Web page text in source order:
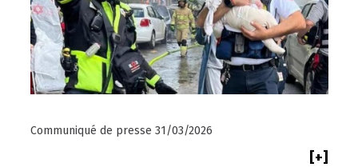
Communiqué de presse 31/03/2026
[+]